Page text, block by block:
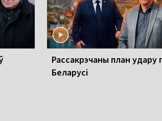
Рассакрэчаны план удару
Беларусі